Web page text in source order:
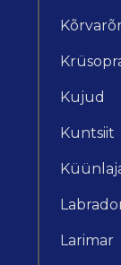
Kujud
Kuntsiit
Larimar